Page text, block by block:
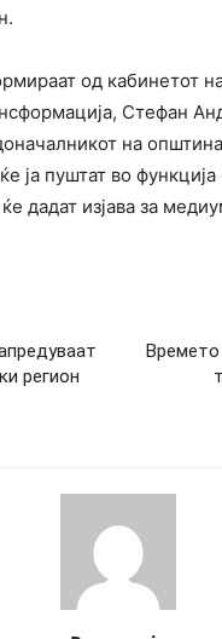
од кабинетот
Стефан
на
ја пуштат во функција
дадат изјава за
регион
Времето